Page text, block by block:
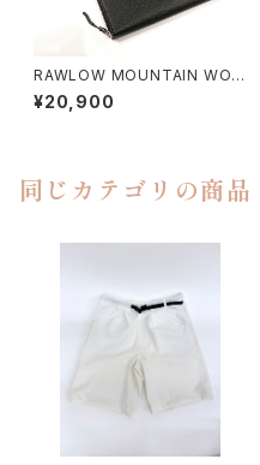
RAWLOW MOUNTAIN WOR
KS / HILLARY WALLET（長財
布）
¥20,900
同じカテゴリの商品